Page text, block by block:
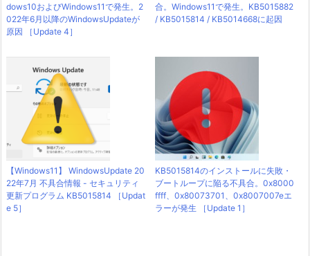
dows10およびWindows11で発生。2
022年6月以降のWindowsUpdateが
原因 ［Update 4］
合。Windows11で発生。KB5015882
/ KB5015814 / KB5014668に起因
【Windows11】 WindowsUpdate 20
22年7月 不具合情報 - セキュリティ
更新プログラム KB5015814 ［Updat
e 5］
KB5015814のインストールに失敗・
ブートループに陥る不具合。0x8000
ffff、0x80073701、0x8007007eエ
ラーが発生 ［Update 1］